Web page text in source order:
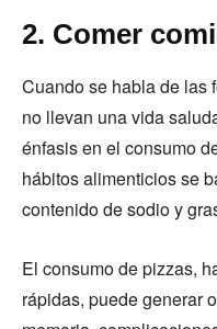
2. Comer
Cuando se habla de las
no llevan una vida
énfasis en el consumo
hábitos alimenticios se
contenido de sodio y
El consumo de pizzas,
rápidas, puede generar